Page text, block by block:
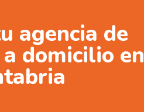
agencia de
domicilio en